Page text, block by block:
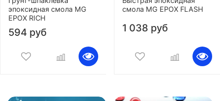
эпоксидная смола MG
EPOX RICH
594 руб
смола MG EPOX FLASH
1 038 руб